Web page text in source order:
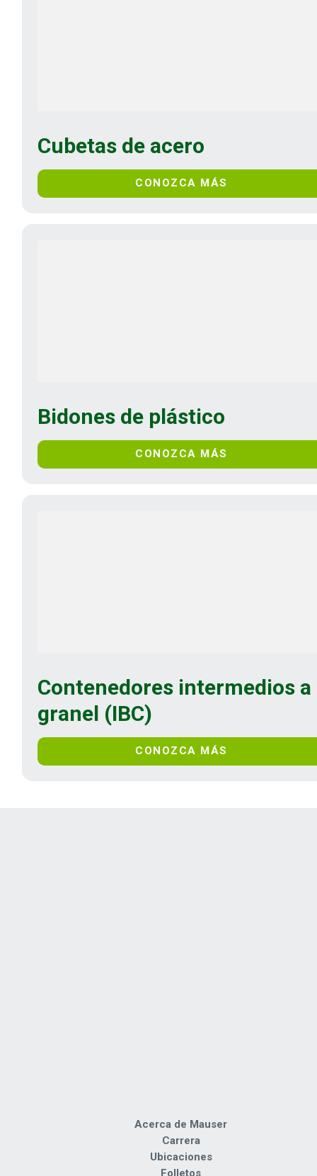
Cubetas de acero
CONOZCA MÁS
Bidones de plástico
CONOZCA MÁS
Contenedores intermedios a
granel (IBC)
CONOZCA MÁS
Acerca de Mauser
Carrera
Ubicaciones